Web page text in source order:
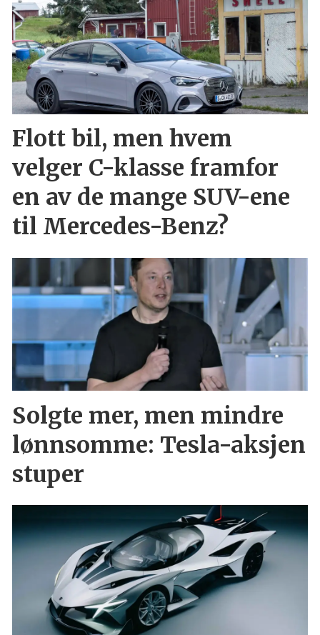
Flott bil, men hvem
velger C-klasse framfor
en av de mange SUV-ene
til Mercedes-Benz?
Solgte mer, men mindre
lønnsomme: Tesla-aksjen
stuper